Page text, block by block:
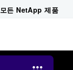
모든 NetApp 제품